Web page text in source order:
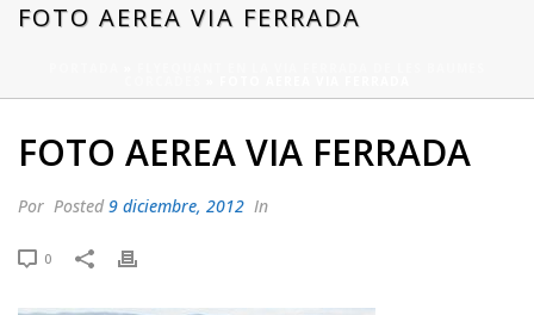
FOTO AEREA VIA FERRADA
FOTO AEREA VIA FERRADA
Por Posted9 diciembre, 2012 In
0